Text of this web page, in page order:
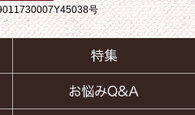
号